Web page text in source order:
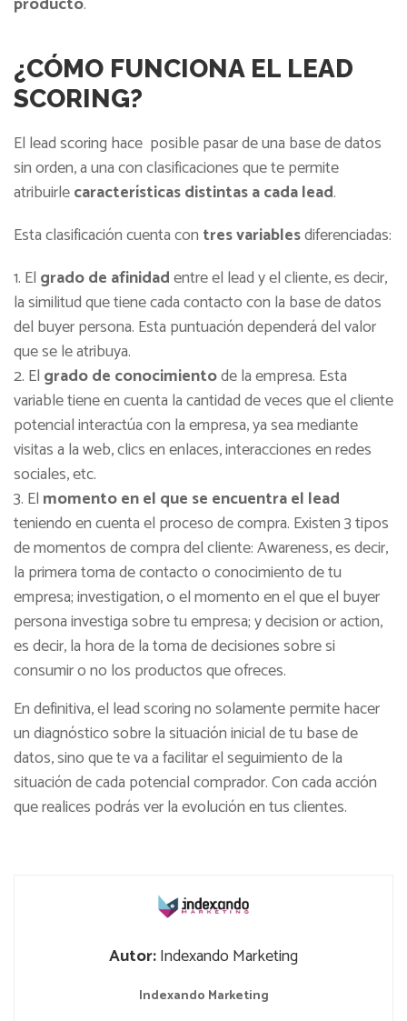
¿CÓMO FUNCIONA EL LEAD
SCORING?
El lead scoring hace posible pasar de una base de datos
sin orden, a una con clasificaciones que te permite
atribuirlecaracterísticas distintas a cada lead.
Esta clasificación cuenta con tres variablesdiferenciadas:
El grado de afinidadentre el lead y el cliente, es decir,
la similitud que tiene cada contacto con la base de datos
del buyer persona. Esta puntuación dependerá del valor
que se le atribuya.
El grado de conocimientode la empresa. Esta
variable tiene en cuenta la cantidad de veces que el cliente
potencial interactúa con la empresa, ya sea mediante
visitas a la web, clics en enlaces, interacciones en redes
sociales, etc.
El momento en el que se encuentra el lead
teniendo en cuenta el proceso de compra. Existen 3 tipos
de momentos de compra del cliente: Awareness, es decir,
la primera toma de contacto o conocimiento de tu
empresa; investigation, o el momento en el que el buyer
persona investiga sobre tu empresa; y decision or action,
es decir, la hora de la toma de decisiones sobre si
consumir o no los productos que ofreces.
En definitiva, el lead scoring no solamente permite hacer
un diagnóstico sobre la situación inicial de tu base de
datos, sino que te va a facilitar el seguimiento de la
situación de cada potencial comprador. Con cada acción
que realices podrás ver la evolución en tus clientes.
Autor:Indexando Marketing
Indexando Marketing